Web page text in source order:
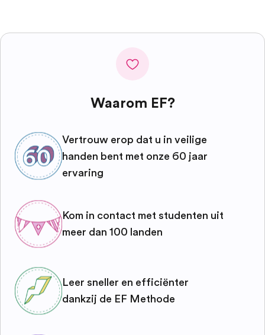
Waarom EF?
Vertrouw erop dat u in veilige
handen bent met onze 60 jaar
ervaring
Kom in contact met studenten uit
meer dan 100 landen
Leer sneller en efficiënter
dankzij de EF Methode